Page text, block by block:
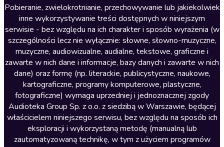
Literatura anglojęzyczna
Literatura faktu
Literatura obyczajowa
Literatura piękna obca
Literatura piękna polska
Nagrania relaksacyjne
Nauka języków
Nauki humanistyczne
Podcasty i audycje
Pobieranie, zwielokrotnianie, przechowywanie lub jakiekolwiek
inne wykorzystywanie treści dostępnych w niniejszym
serwisie - bez względu na ich charakter i sposób wyrażenia (w
szczególności lecz nie wyłącznie: słowne, słowno-muzyczne,
muzyczne, audiowizualne, audialne, tekstowe, graficzne i
zawarte w nich dane i informacje, bazy danych i zawarte w nich
dane) oraz formę (np. literackie, publicystyczne, naukowe,
kartograficzne, programy komputerowe, plastyczne,
fotograficzne) wymaga uprzedniej i jednoznacznej zgody
Audioteka Group Sp. z o.o. z siedzibą w Warszawie, będącej
właścicielem niniejszego serwisu, bez względu na sposób ich
eksploracji i wykorzystaną metodę (manualną lub
zautomatyzowaną technikę, w tym z użyciem programów